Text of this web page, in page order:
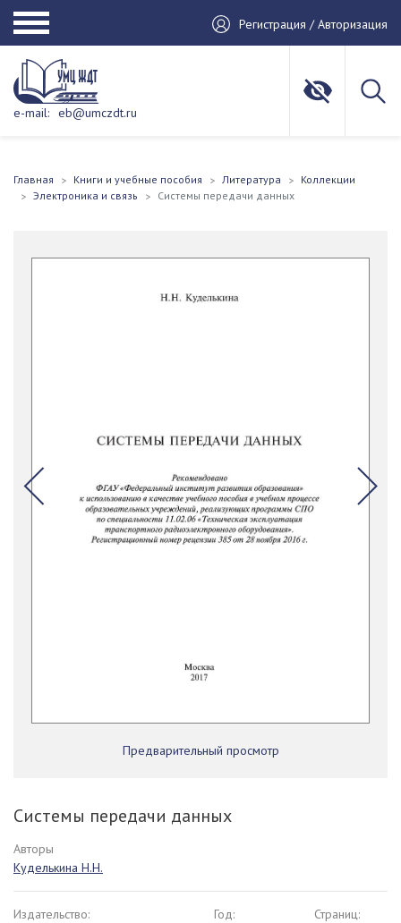
Регистрация / Авторизация
e-mail: eb@umczdt.ru
Главная Книги и учебные пособия Литература
Коллекции
Электроника и связь
Системы передачи данных
Предварительный просмотр
Системы передачи данных
Авторы
Куделькина Н.Н.
Издательство:
Год:
Страниц: